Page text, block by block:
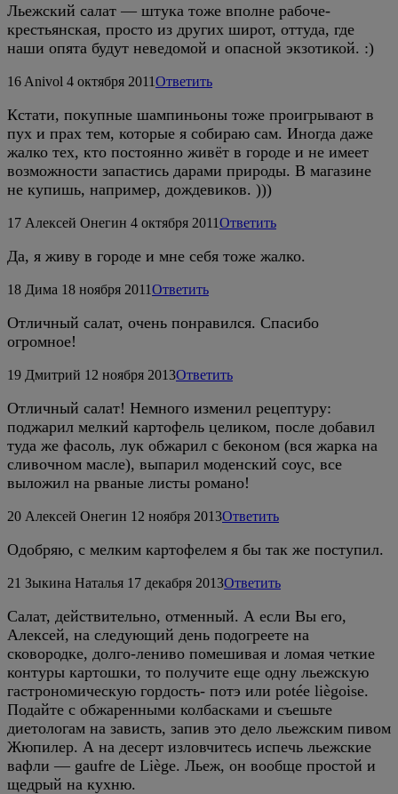
Льежский салат — штука тоже вполне рабоче-
крестьянская, просто из других широт, оттуда, где
наши опята будут неведомой и опасной экзотикой. :)
16 Anivol 4 октября 2011Ответить
Кстати, покупные шампиньоны тоже проигрывают в
пух и прах тем, которые я собираю сам. Иногда даже
жалко тех, кто постоянно живёт в городе и не имеет
возможности запастись дарами природы. В магазине
не купишь, например, дождевиков. )))
17 Алексей Онегин 4 октября 2011Ответить
Да, я живу в городе и мне себя тоже жалко.
18 Дима 18 ноября 2011Ответить
Отличный салат, очень понравился. Спасибо
огромное!
19 Дмитрий 12 ноября 2013Ответить
Отличный салат! Немного изменил рецептуру:
поджарил мелкий картофель целиком, после добавил
туда же фасоль, лук обжарил с беконом (вся жарка на
сливочном масле), выпарил моденский соус, все
выложил на рваные листы романо!
20 Алексей Онегин 12 ноября 2013Ответить
Одобряю, с мелким картофелем я бы так же поступил.
21 Зыкина Наталья 17 декабря 2013Ответить
Салат, действительно, отменный. А если Вы его,
Алексей, на следующий день подогреете на
сковородке, долго-лениво помешивая и ломая четкие
контуры картошки, то получите еще одну льежскую
гастрономическую гордость- потэ или potée liègoise.
Подайте с обжаренными колбасками и съешьте
диетологам на зависть, запив это дело льежским пивом
Жюпилер. А на десерт изловчитесь испечь льежские
вафли — gaufre de Liège. Льеж, он вообще простой и
щедрый на кухню.